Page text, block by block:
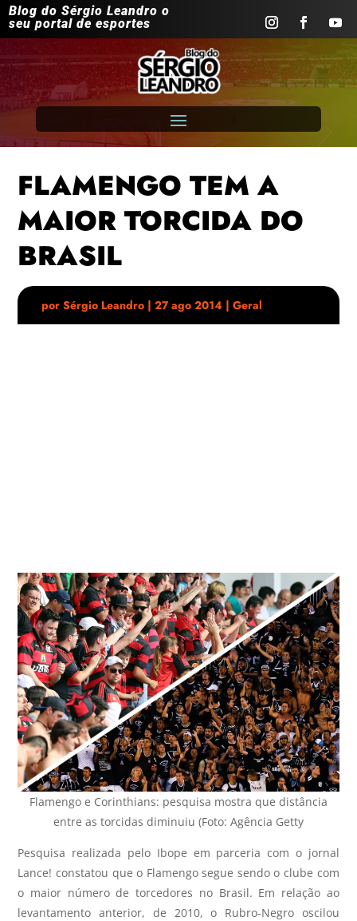
Blog do Sérgio Leandro o
seu portal de esportes
FLAMENGO TEM A
MAIOR TORCIDA DO
BRASIL
porSérgio Leandro |27 ago 2014 |Geral
Flamengo e Corinthians: pesquisa mostra que distância
entre as torcidas diminuiu (Foto: Agência Getty
Pesquisa realizada pelo Ibope em parceria com o jornal
Lance! constatou que o Flamengo segue sendo o clube com
o maior número de torcedores no Brasil. Em relação ao
levantamento anterior, de 2010, o Rubro-Negro oscilou